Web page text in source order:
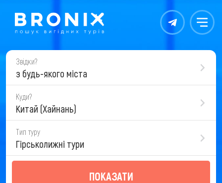
Контакты Меню
Звідки?
з будь-якого міста
Куди?
Китай (Хайнань)
Тип туру
Гірськолижні тури
ПОКАЗАТИ